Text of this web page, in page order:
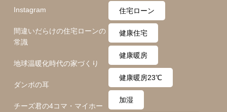
Instagram
間違いだらけの住宅ローンの
常識
地球温暖化時代の家づくり
ダンボの耳
チーズ君の4コマ・マイホー
住宅ローン
健康住宅
健康暖房
健康暖房23℃
加湿